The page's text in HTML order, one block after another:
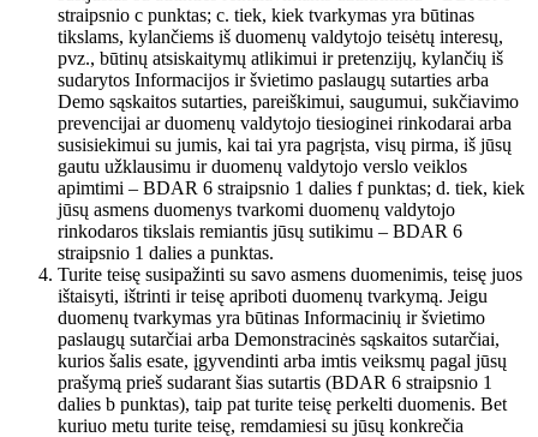
straipsnio c punktas; c. tiek, kiek tvarkymas yra būtinas
tikslams, kylančiems iš duomenų valdytojo teisėtų interesų,
pvz., būtinų atsiskaitymų atlikimui ir pretenzijų, kylančių iš
sudarytos Informacijos ir švietimo paslaugų sutarties arba
Demo sąskaitos sutarties, pareiškimui, saugumui, sukčiavimo
prevencijai ar duomenų valdytojo tiesioginei rinkodarai arba
susisiekimui su jumis, kai tai yra pagrįsta, visų pirma, iš jūsų
gautu užklausimu ir duomenų valdytojo verslo veiklos
apimtimi – BDAR 6 straipsnio 1 dalies f punktas; d. tiek, kiek
jūsų asmens duomenys tvarkomi duomenų valdytojo
rinkodaros tikslais remiantis jūsų sutikimu – BDAR 6
straipsnio 1 dalies a punktas.
Turite teisę susipažinti su savo asmens duomenimis, teisę juos
ištaisyti, ištrinti ir teisę apriboti duomenų tvarkymą. Jeigu
duomenų tvarkymas yra būtinas Informacinių ir švietimo
paslaugų sutarčiai arba Demonstracinės sąskaitos sutarčiai,
kurios šalis esate, įgyvendinti arba imtis veiksmų pagal jūsų
prašymą prieš sudarant šias sutartis (BDAR 6 straipsnio 1
dalies b punktas), taip pat turite teisę perkelti duomenis. Bet
kuriuo metu turite teisę, remdamiesi su jūsų konkrečia